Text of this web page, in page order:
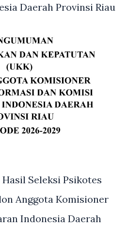
Daerah Provinsi Riau
Seleksi Psikotes
Anggota Komisioner
Indonesia Daerah